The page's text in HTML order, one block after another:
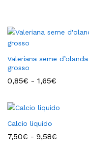
34,50€
Valeriana seme d’olanda
grosso
0,85€ - 1,65€
0,85€
Calcio liquido
7,50€ - 9,58€